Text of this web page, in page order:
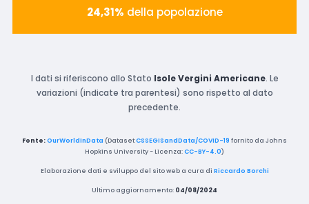
24,31% della popolazione
I dati si riferiscono allo Stato Isole Vergini Americane. Le
variazioni (indicate tra parentesi) sono rispetto al dato
precedente.
Fonte:OurWorldInData (DatasetCSSEGISandData/COVID-19 fornito da Johns
Hopkins University - Licenza:CC-BY-4.0)
Elaborazione dati e sviluppo del sito web a cura di Riccardo Borchi
Ultimo aggiornamento: 04/08/2024